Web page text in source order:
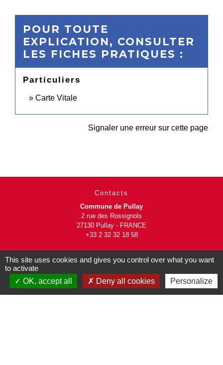
POUR TOUTE
EXPLICATION, CONSULTER
LES FICHES PRATIQUES :
Particuliers
Carte Vitale
Signaler une erreur sur cette page
Contacts
Commune de Pullay
2 rue des Rossignols
27130 Pullay - FRANCE
+33 2 32 32 18 58
Site internet :
www.pullay.fr
This site uses cookies and gives you control over what you want
to activate
OK, accept all
Deny all cookies Personalize